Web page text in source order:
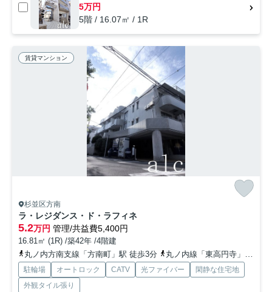
5万円
5階 / 16.07㎡ / 1R
賃貸マンション
杉並区方南
ラ・レジダンス・ド・ラフィネ
5.2万円 管理/共益費5,400円
16.81㎡ (1R) /築42年 /4階建
丸ノ内方南支線「方南町」駅 徒歩3分
丸ノ内線「東高円寺」駅 徒歩15分
駐輪場 オートロック CATV 光ファイバー
閑静な住宅地
外観タイル張り